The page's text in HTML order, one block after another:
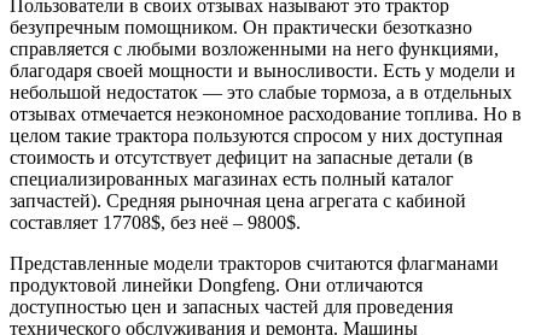
Пользователи в своих отзывах называют это трактор
безупречным помощником. Он практически безотказно
справляется с любыми возложенными на него функциями,
благодаря своей мощности и выносливости. Есть у модели и
небольшой недостаток — это слабые тормоза, а в отдельных
отзывах отмечается неэкономное расходование топлива. Но в
целом такие трактора пользуются спросом у них доступная
стоимость и отсутствует дефицит на запасные детали (в
специализированных магазинах есть полный каталог
запчастей). Средняя рыночная цена агрегата с кабиной
составляет 17708$, без неё – 9800$.
Представленные модели тракторов считаются флагманами
продуктовой линейки Dongfeng. Они отличаются
доступностью цен и запасных частей для проведения
технического обслуживания и ремонта. Машины